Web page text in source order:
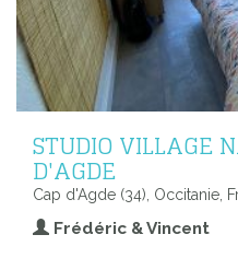
STUDIO VILLAGE
D'AGDE
Cap d'Agde (34), Occitanie,
Frédéric & Vincent